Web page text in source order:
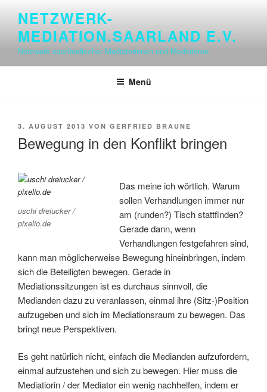
springen
NETZWERK-
MEDIATION.SAARLAND E.V.
Netzwerk saarländischer Mediatorinnen und Mediatoren
Menü
VERÖFFENTLICHT
3. AUGUST 2013 VON GERFRIED BRAUNE
Bewegung in den Konflikt bringen
uschi dreiucker /
pixelio.de
Das meine ich wörtlich. Warum
sollen Verhandlungen immer nur
am (runden?) Tisch stattfinden?
Gerade dann, wenn
Verhandlungen festgefahren sind,
kann man möglicherweise Bewegung hineinbringen, indem
sich die Beteiligten bewegen. Gerade in
Mediationssitzungen ist es durchaus sinnvoll, die
Medianden dazu zu veranlassen, einmal ihre (Sitz-)Position
aufzugeben und sich im Mediationsraum zu bewegen. Das
bringt neue Perspektiven.
Es geht natürlich nicht, einfach die Medianden aufzufordern,
einmal aufzustehen und sich zu bewegen. Hier muss die
Mediatiorin / der Mediator ein wenig nachhelfen, indem er